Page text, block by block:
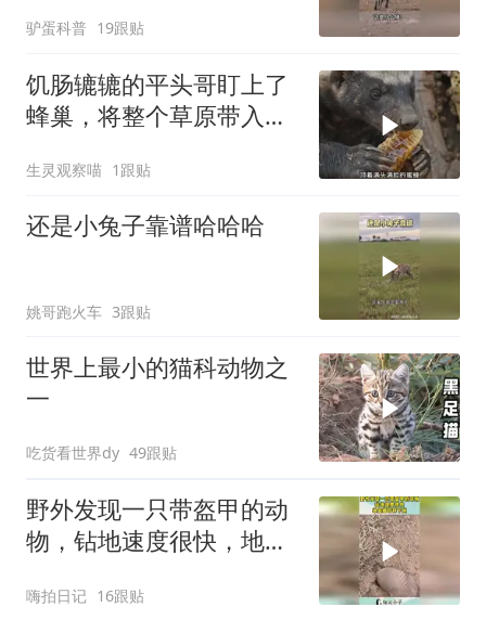
驴蛋科普 19跟贴
饥肠辘辘的平头哥盯上了
蜂巢，将整个草原带入了
生灵观察喵 1跟贴
还是小兔子靠谱哈哈哈
姚哥跑火车 3跟贴
世界上最小的猫科动物之
一
吃货看世界dy 49跟贴
野外发现一只带盔甲的动
物，钻地速度很快，地鼠
嗨拍日记 16跟贴